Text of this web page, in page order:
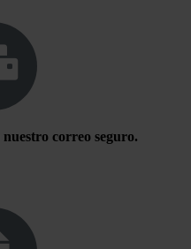
correo seguro.